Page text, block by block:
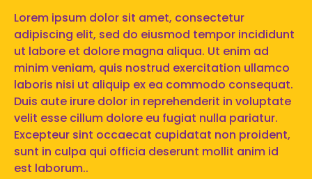
Lorem ipsum dolor sit amet, consectetur
adipiscing elit, sed do eiusmod tempor incididunt
ut labore et dolore magna aliqua. Ut enim ad
minim veniam, quis nostrud exercitation ullamco
laboris nisi ut aliquip ex ea commodo consequat.
Duis aute irure dolor in reprehenderit in voluptate
velit esse cillum dolore eu fugiat nulla pariatur.
Excepteur sint occaecat cupidatat non proident,
sunt in culpa qui officia deserunt mollit anim id
est laborum..